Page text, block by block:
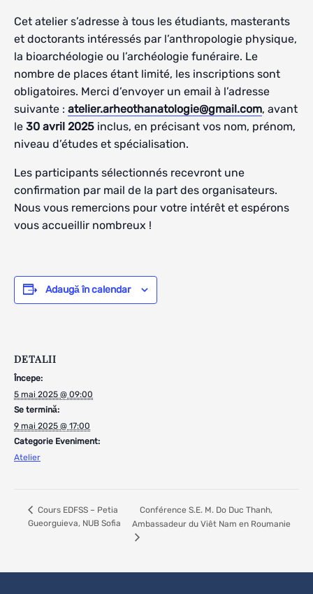
Cet atelier s’adresse à tous les étudiants, masterants
et doctorants intéressés par l’anthropologie physique,
la bioarchéologie ou l’archéologie funéraire. Le
nombre de places étant limité, les inscriptions sont
obligatoires. Merci d’envoyer un email à l’adresse
suivante : atelier.arheothanatologie@gmail.com, avant
le 30 avril 2025 inclus, en précisant vos nom, prénom,
niveau d’études et spécialisation.
Les participants sélectionnés recevront une
confirmation par mail de la part des organisateurs.
Nous vous remercions pour votre intérêt et espérons
vous accueillir nombreux !
Adaugă în calendar
DETALII
Începe:
5 mai 2025 @ 09:00
Se termină:
9 mai 2025 @ 17:00
Categorie Eveniment:
Atelier
Cours EDFSS – Petia
Gueorguieva, NUB Sofia
Conférence S.E. M. Do Duc Thanh,
Ambassadeur du Viêt Nam en Roumanie